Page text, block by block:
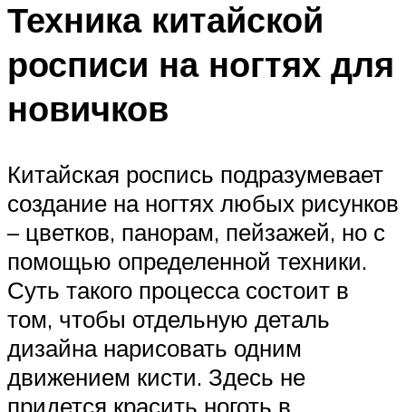
Техника китайской
росписи на ногтях для
новичков
Китайская роспись подразумевает
создание на ногтях любых рисунков
– цветков, панорам, пейзажей, но с
помощью определенной техники.
Суть такого процесса состоит в
том, чтобы отдельную деталь
дизайна нарисовать одним
движением кисти. Здесь не
придется красить ноготь в